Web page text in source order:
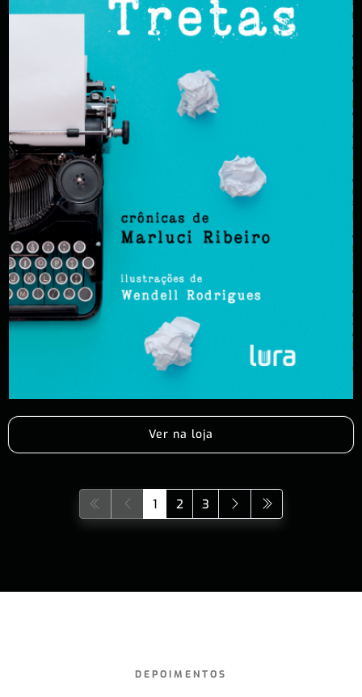
Ver na loja
1 2 3
DEPOIMENTOS